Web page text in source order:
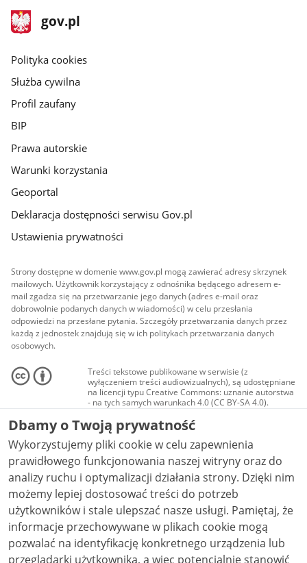
stopka
gov.pl
Strona
gov.pl
gov.pl
Polityka cookies
Służba cywilna
Profil zaufany
BIP
Prawa autorskie
Warunki korzystania
Geoportal
Deklaracja dostępności serwisu Gov.pl
Ustawienia prywatności
Strony dostępne w domenie www.gov.pl mogą zawierać adresy skrzynek
mailowych. Użytkownik korzystający z odnośnika będącego adresem e-
mail zgadza się na przetwarzanie jego danych (adres e-mail oraz
dobrowolnie podanych danych w wiadomości) w celu przesłania
odpowiedzi na przesłane pytania. Szczegóły przetwarzania danych przez
każdą z jednostek znajdują się w ich politykach przetwarzania danych
osobowych.
Treści tekstowe publikowane w serwisie (z
wyłączeniem treści audiowizualnych), są udostępniane
na licencji typu Creative Commons: uznanie autorstwa
- na tych samych warunkach 4.0 (CC BY-SA 4.0).
Materiały audiowizualne, w tym zdjęcia, materiały
audio i wideo, są udostępniane na licencji typu
Creative Commons: uznanie autorstwa użycie
niekomercyjne - bez utworów zależnych 4.0 (CC BY-
NC-ND 4.0), o ile nie jest to stwierdzone inaczej.
Dbamy o Twoją prywatność
Wykorzystujemy pliki cookie w celu zapewnienia
prawidłowego funkcjonowania naszej witryny oraz do
analizy ruchu i optymalizacji działania strony. Dzięki nim
możemy lepiej dostosować treści do potrzeb
użytkowników i stale ulepszać nasze usługi. Pamiętaj, że
informacje przechowywane w plikach cookie mogą
pozwalać na identyfikację konkretnego urządzenia lub
przeglądarki użytkownika, a więc potencjalnie stanowić